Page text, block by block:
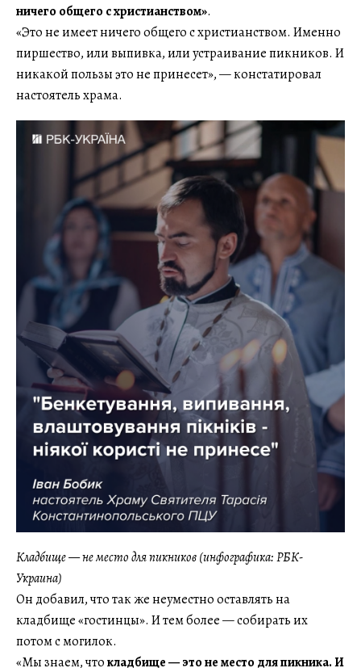
ничего общего с христианством».
«Это не имеет ничего общего с христианством. Именно
пиршество, или выпивка, или устраивание пикников. И
никакой пользы это не принесет», — констатировал
настоятель храма.
Кладбище — не место для пикников (инфографика: РБК-
Украина)
Он добавил, что так же неуместно оставлять на
кладбище «гостинцы». И тем более — собирать их
потом с могилок.
«Мы знаем, чтокладбище — это не место для пикника. И